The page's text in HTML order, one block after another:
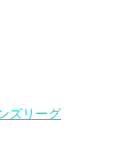
ズリーグ